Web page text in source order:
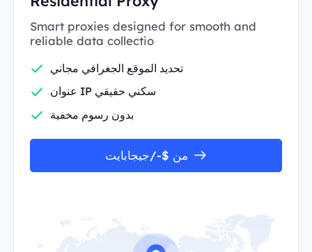
Smart proxies designed for smooth and
reliable data collectio
تحديد الموقع الجغرافي مجاني
عنوان IP سكني حقيقي
بدون رسوم مخفية
من $-/جيجابايت